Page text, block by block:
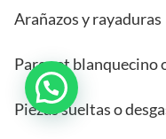
Arañazos y rayaduras
Parquet blanquecino
Piezas sueltas o